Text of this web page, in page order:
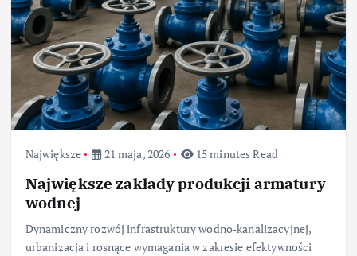
Największe 21 maja, 2026 15 minutes Read
Największe zakłady produkcji armatury
wodnej
Dynamiczny rozwój infrastruktury wodno‑kanalizacyjnej,
urbanizacja i rosnące wymagania w zakresie efektywności